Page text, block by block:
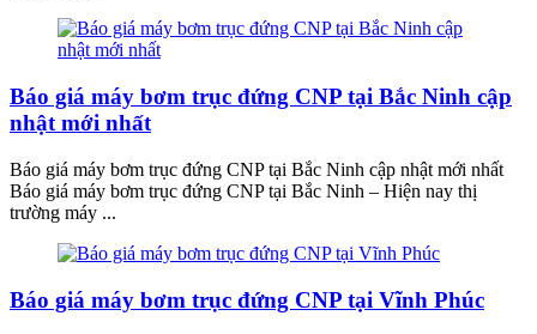
Báo giá máy bơm trục đứng CNP tại Bắc Ninh cập
nhật mới nhất
Báo giá máy bơm trục đứng CNP tại Bắc Ninh cập nhật mới nhất
Báo giá máy bơm trục đứng CNP tại Bắc Ninh – Hiện nay thị
trường máy ...
Báo giá máy bơm trục đứng CNP tại Vĩnh Phúc